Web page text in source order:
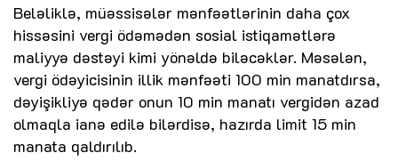
Beləliklə, müəssisələr mənfəətlərinin daha çox
hissəsini vergi ödəmədən sosial istiqamətlərə
maliyyə dəstəyi kimi yönəldə biləcəklər. Məsələn,
vergi ödəyicisinin illik mənfəəti 100 min manatdırsa,
dəyişikliyə qədər onun 10 min manatı vergidən azad
olmaqla ianə edilə bilərdisə, hazırda limit 15 min
manata qaldırılıb.